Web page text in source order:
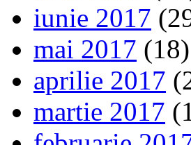
iunie 2017
mai 2017 (18)
aprilie 2017
martie 2017